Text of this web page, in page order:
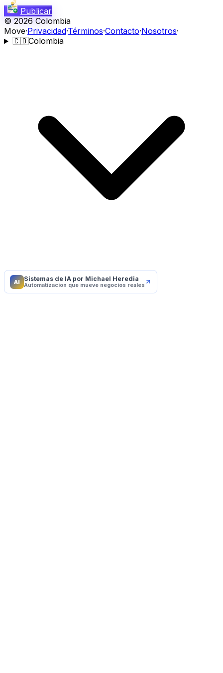
Publicar
© 2026 Colombia
Move·Privacidad·Términos·Contacto·Nosotros·
🇨🇴Colombia
AI Sistemas de IA por Michael Heredia
Automatizacion que mueve negocios reales